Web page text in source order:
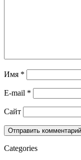
Имя *
E-mail *
Сайт
Categories